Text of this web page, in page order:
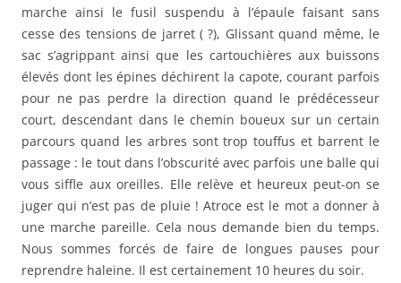
marche ainsi le fusil suspendu à l’épaule faisant sans
cesse des tensions de jarret ( ?), Glissant quand même, le
sac s’agrippant ainsi que les cartouchières aux buissons
élevés dont les épines déchirent la capote, courant parfois
pour ne pas perdre la direction quand le prédécesseur
court, descendant dans le chemin boueux sur un certain
parcours quand les arbres sont trop touffus et barrent le
passage : le tout dans l’obscurité avec parfois une balle qui
vous siffle aux oreilles. Elle relève et heureux peut-on se
juger qui n’est pas de pluie ! Atroce est le mot a donner à
une marche pareille. Cela nous demande bien du temps.
Nous sommes forcés de faire de longues pauses pour
reprendre haleine. Il est certainement 10 heures du soir.